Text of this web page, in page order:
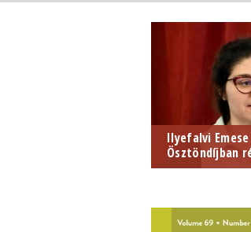
Ilyefalvi
Ösztöndíjban